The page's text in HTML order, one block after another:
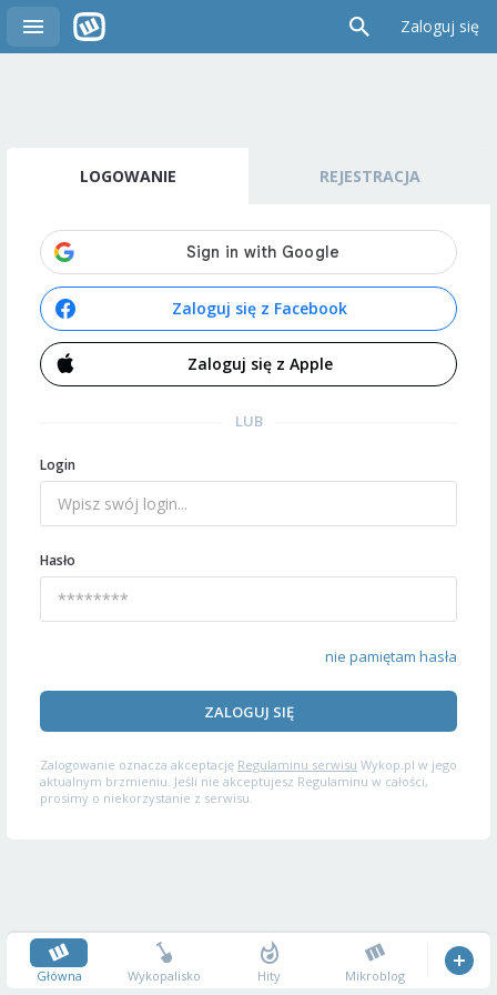
Zaloguj się
LOGOWANIE REJESTRACJA
Zaloguj się z Facebook
Zaloguj się z Apple
LUB
Login
Hasło
nie pamiętam hasła
ZALOGUJ SIĘ
Zalogowanie oznacza akceptację Regulaminu serwisu Wykop.pl w jego
aktualnym brzmieniu. Jeśli nie akceptujesz Regulaminu w całości,
prosimy o niekorzystanie z serwisu.
Główna Wykopalisko Hity Mikroblog